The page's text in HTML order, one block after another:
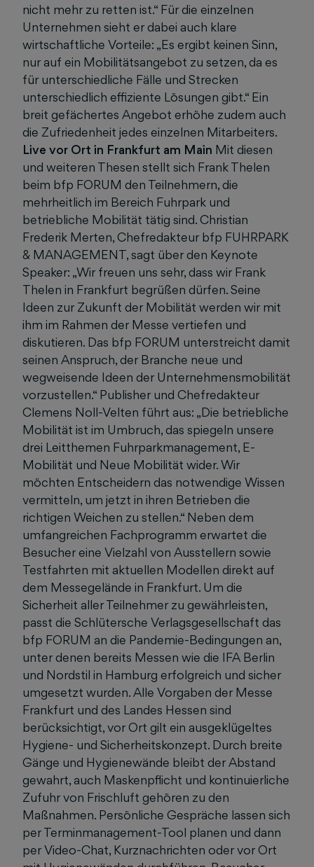
nicht mehr zu retten ist.“ Für die einzelnen
Unternehmen sieht er dabei auch klare
wirtschaftliche Vorteile: „Es ergibt keinen Sinn,
nur auf ein Mobilitätsangebot zu setzen, da es
für unterschiedliche Fälle und Strecken
unterschiedlich effiziente Lösungen gibt.“ Ein
breit gefächertes Angebot erhöhe zudem auch
die Zufriedenheit jedes einzelnen Mitarbeiters.
Live vor Ort in Frankfurt am Main Mit diesen
und weiteren Thesen stellt sich Frank Thelen
beim bfp FORUM den Teilnehmern, die
mehrheitlich im Bereich Fuhrpark und
betriebliche Mobilität tätig sind. Christian
Frederik Merten, Chefredakteur bfp FUHRPARK
& MANAGEMENT, sagt über den Keynote
Speaker: „Wir freuen uns sehr, dass wir Frank
Thelen in Frankfurt begrüßen dürfen. Seine
Ideen zur Zukunft der Mobilität werden wir mit
ihm im Rahmen der Messe vertiefen und
diskutieren. Das bfp FORUM unterstreicht damit
seinen Anspruch, der Branche neue und
wegweisende Ideen der Unternehmensmobilität
vorzustellen.“ Publisher und Chefredakteur
Clemens Noll-Velten führt aus: „Die betriebliche
Mobilität ist im Umbruch, das spiegeln unsere
drei Leitthemen Fuhrparkmanagement, E-
Mobilität und Neue Mobilität wider. Wir
möchten Entscheidern das notwendige Wissen
vermitteln, um jetzt in ihren Betrieben die
richtigen Weichen zu stellen.“ Neben dem
umfangreichen Fachprogramm erwartet die
Besucher eine Vielzahl von Ausstellern sowie
Testfahrten mit aktuellen Modellen direkt auf
dem Messegelände in Frankfurt. Um die
Sicherheit aller Teilnehmer zu gewährleisten,
passt die Schlütersche Verlagsgesellschaft das
bfp FORUM an die Pandemie-Bedingungen an,
unter denen bereits Messen wie die IFA Berlin
und Nordstil in Hamburg erfolgreich und sicher
umgesetzt wurden. Alle Vorgaben der Messe
Frankfurt und des Landes Hessen sind
berücksichtigt, vor Ort gilt ein ausgeklügeltes
Hygiene- und Sicherheitskonzept. Durch breite
Gänge und Hygienewände bleibt der Abstand
gewahrt, auch Maskenpflicht und kontinuierliche
Zufuhr von Frischluft gehören zu den
Maßnahmen. Persönliche Gespräche lassen sich
per Terminmanagement-Tool planen und dann
per Video-Chat, Kurznachrichten oder vor Ort